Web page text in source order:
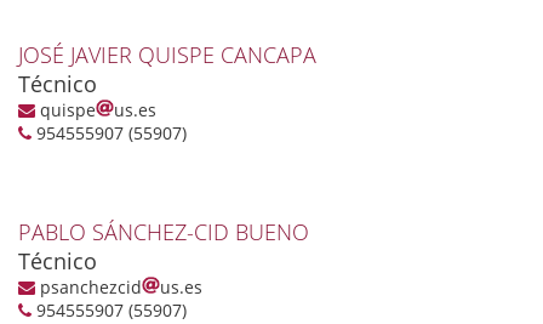
JOSÉ JAVIER QUISPE CANCAPA
Técnico
quispe
us.es
954555907 (55907)
PABLO SÁNCHEZ-CID BUENO
Técnico
psanchezcid
us.es
954555907 (55907)